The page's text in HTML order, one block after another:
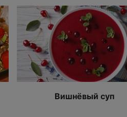
Вишнёвый суп